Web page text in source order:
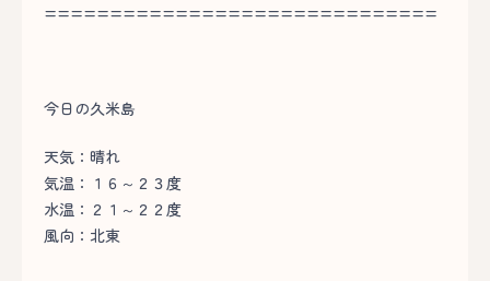
==============================
今日の久米島
天気：晴れ
気温：１６～２３度
水温：２１～２２度
風向：北東